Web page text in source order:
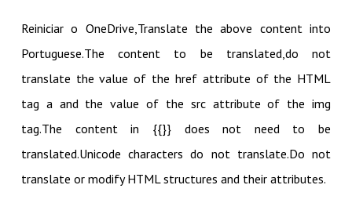
Reiniciar o OneDrive,Translate the above content into
Portuguese.The content to be translated,do not
translate the value of the href attribute of the HTML
tag a and the value of the src attribute of the img
tag.The content in {{}} does not need to be
translated.Unicode characters do not translate.Do not
translate or modify HTML structures and their attributes.